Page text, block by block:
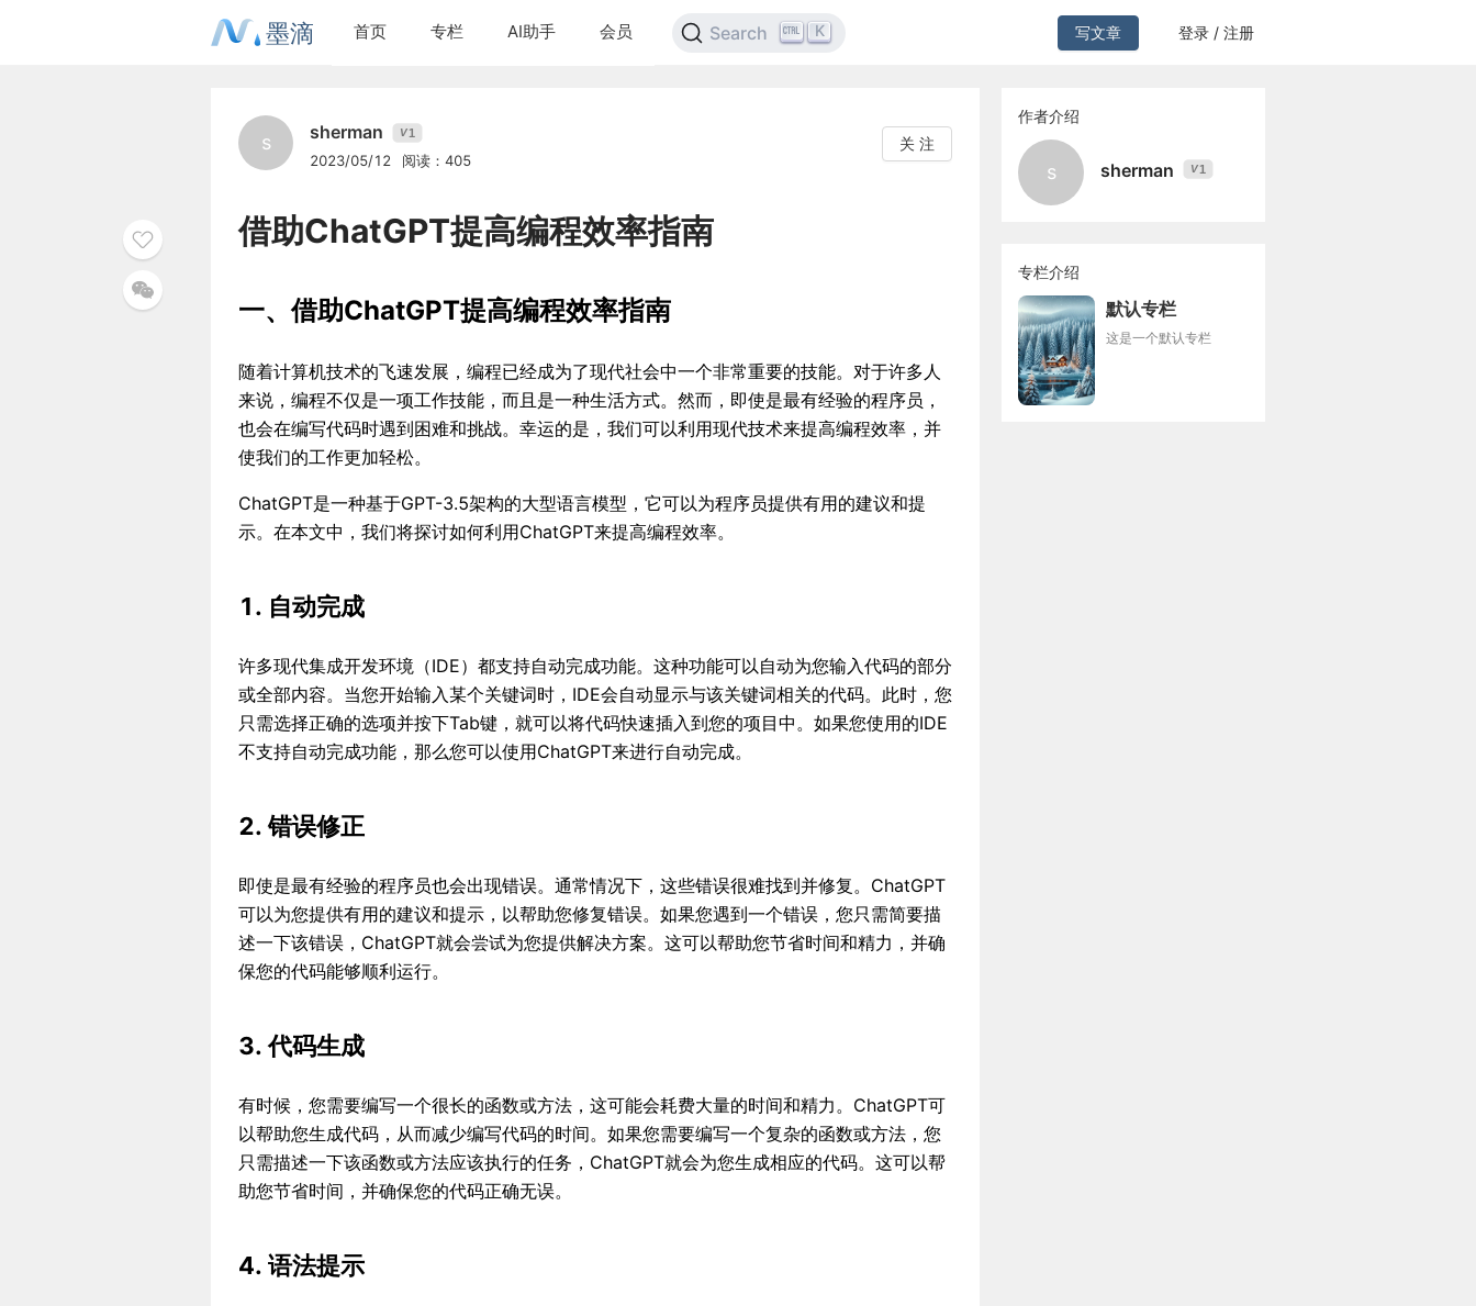
墨滴 首页 专栏 AI助手 会员 Search K 写文章 登录 / 注册
s sherman V1
2023/05/12 阅读：405
关 注
借助ChatGPT提高编程效率指南
一、借助ChatGPT提高编程效率指南
随着计算机技术的飞速发展，编程已经成为了现代社会中一个非常重要的技能。对于许多人
来说，编程不仅是一项工作技能，而且是一种生活方式。然而，即使是最有经验的程序员，
也会在编写代码时遇到困难和挑战。幸运的是，我们可以利用现代技术来提高编程效率，并
使我们的工作更加轻松。
ChatGPT是一种基于GPT-3.5架构的大型语言模型，它可以为程序员提供有用的建议和提
示。在本文中，我们将探讨如何利用ChatGPT来提高编程效率。
1. 自动完成
许多现代集成开发环境（IDE）都支持自动完成功能。这种功能可以自动为您输入代码的部分
或全部内容。当您开始输入某个关键词时，IDE会自动显示与该关键词相关的代码。此时，您
只需选择正确的选项并按下Tab键，就可以将代码快速插入到您的项目中。如果您使用的IDE
不支持自动完成功能，那么您可以使用ChatGPT来进行自动完成。
2. 错误修正
即使是最有经验的程序员也会出现错误。通常情况下，这些错误很难找到并修复。ChatGPT
可以为您提供有用的建议和提示，以帮助您修复错误。如果您遇到一个错误，您只需简要描
述一下该错误，ChatGPT就会尝试为您提供解决方案。这可以帮助您节省时间和精力，并确
保您的代码能够顺利运行。
3. 代码生成
有时候，您需要编写一个很长的函数或方法，这可能会耗费大量的时间和精力。ChatGPT可
以帮助您生成代码，从而减少编写代码的时间。如果您需要编写一个复杂的函数或方法，您
只需描述一下该函数或方法应该执行的任务，ChatGPT就会为您生成相应的代码。这可以帮
助您节省时间，并确保您的代码正确无误。
4. 语法提示
作者介绍
s sherman V1
专栏介绍
默认专栏
这是一个默认专栏